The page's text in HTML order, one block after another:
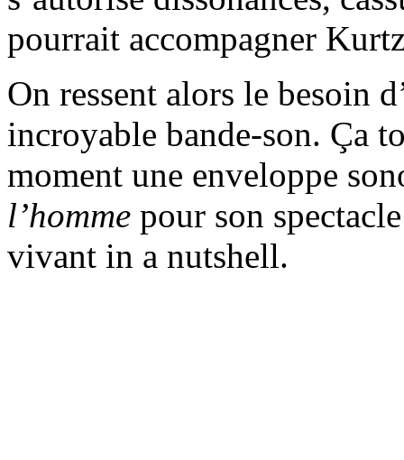
pourrait accompagner
On ressent alors le besoin
incroyable bande-son. Ça
moment une enveloppe
l’homme pour son
vivant in a nutshell.